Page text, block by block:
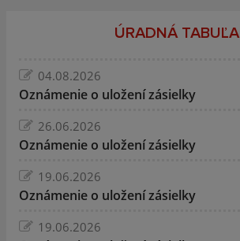
ÚRADNÁ TABUĽA
04.08.2026
Oznámenie o uložení zásielky
26.06.2026
Oznámenie o uložení zásielky
19.06.2026
Oznámenie o uložení zásielky
19.06.2026